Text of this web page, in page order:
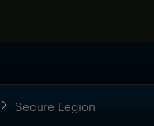
Secure Legion